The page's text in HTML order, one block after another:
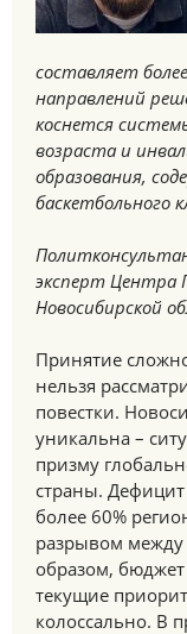
составляет
направлений
коснется
возраста и
образования,
баскетбольного
эксперт Центра
Новосибирской
Принятие
нельзя
повестки.
уникальна –
призму
страны. Дефицит
более 60%
разрывом
образом, бюджет
текущие
колоссально. В